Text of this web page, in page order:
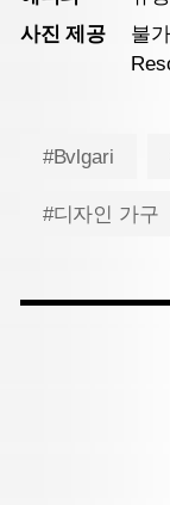
사진 제공
불
#Bvlgari
#디자인 가구